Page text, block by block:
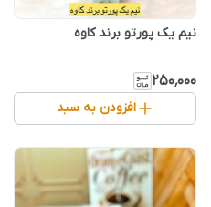
نیم یک پورتو برند کاوه
۲۵۰٬۰۰۰
افزودن به سبد